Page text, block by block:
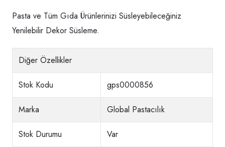
Pasta ve Tüm Gıda Ürünlerinizi Süsleyebileceğiniz
Yenilebilir Dekor Süsleme.
Diğer Özellikler
Stok Kodu gps0000856
Marka Global Pastacılık
Stok Durumu Var